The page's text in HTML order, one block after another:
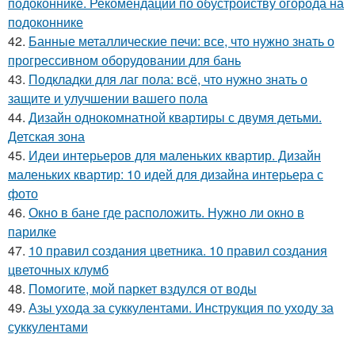
подоконнике
42. Банные металлические печи: все, что нужно знать о
прогрессивном оборудовании для бань
43. Подкладки для лаг пола: всё, что нужно знать о
защите и улучшении вашего пола
44. Дизайн однокомнатной квартиры с двумя детьми.
Детская зона
45. Идеи интерьеров для маленьких квартир. Дизайн
маленьких квартир: 10 идей для дизайна интерьера с
фото
46. Окно в бане где расположить. Нужно ли окно в
парилке
47. 10 правил создания цветника. 10 правил создания
цветочных клумб
48. Помогите, мой паркет вздулся от воды
49. Азы ухода за суккулентами. Инструкция по уходу за
суккулентами